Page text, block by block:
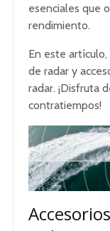
esenciales que
rendimiento.
En este
de radar y
radar. ¡Disfruta
contratiempos!